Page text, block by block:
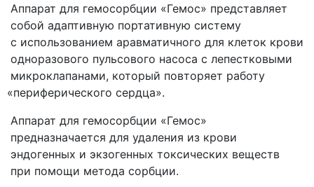
Аппарат для гемосорбции «Гемос» представляет
собой адаптивную портативную систему
с использованием аравматичного для клеток крови
одноразового пульсового насоса с лепестковыми
микроклапанами, который повторяет работу
«периферического сердца».
Аппарат для гемосорбции «Гемос»
предназначается для удаления из крови
эндогенных и экзогенных токсических веществ
при помощи метода сорбции.